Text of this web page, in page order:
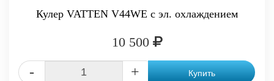
Кулер VATTEN V44WE с эл. охлаждением
10 500
- + Купить